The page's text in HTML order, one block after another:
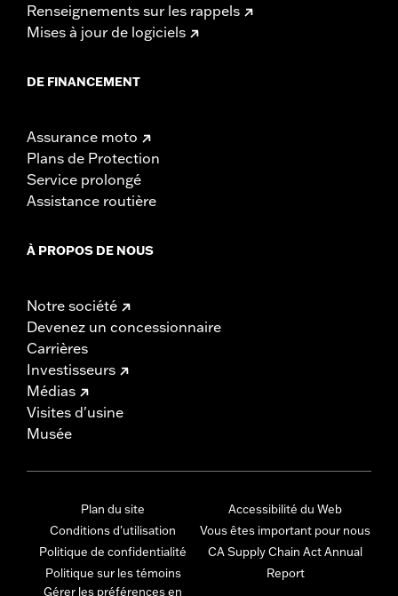
Renseignements sur les rappels
Mises à jour de logiciels
DE FINANCEMENT
Assurance moto
Plans de Protection
Service prolongé
Assistance routière
À PROPOS DE NOUS
Notre société
Devenez un concessionnaire
Carrières
Investisseurs
Médias
Visites d'usine
Musée
Plan du site
Conditions d'utilisation
Politique de confidentialité
Politique sur les témoins
Gérer les préférences en
Accessibilité du Web
Vous êtes important pour nous
CA Supply Chain Act Annual
Report